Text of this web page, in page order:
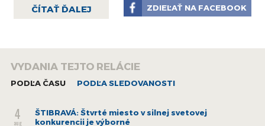
Viac čítajtetu.
ČÍTAŤ ĎALEJ ZDIEĽAŤ NA FACEBOOK
VYDANIA TEJTO RELÁCIE
PODĽA ČASU PODĽA SLEDOVANOSTI
4
aug
ŠTIBRAVÁ: Štvrté miesto v silnej svetovej
konkurencii je výborné